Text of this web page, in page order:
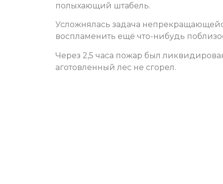
полыхающий штабель.
Усложнялась задача
воспламенить ещё что-нибудь
Через 2,5 часа пожар был
аготовленный лес не сгорел.